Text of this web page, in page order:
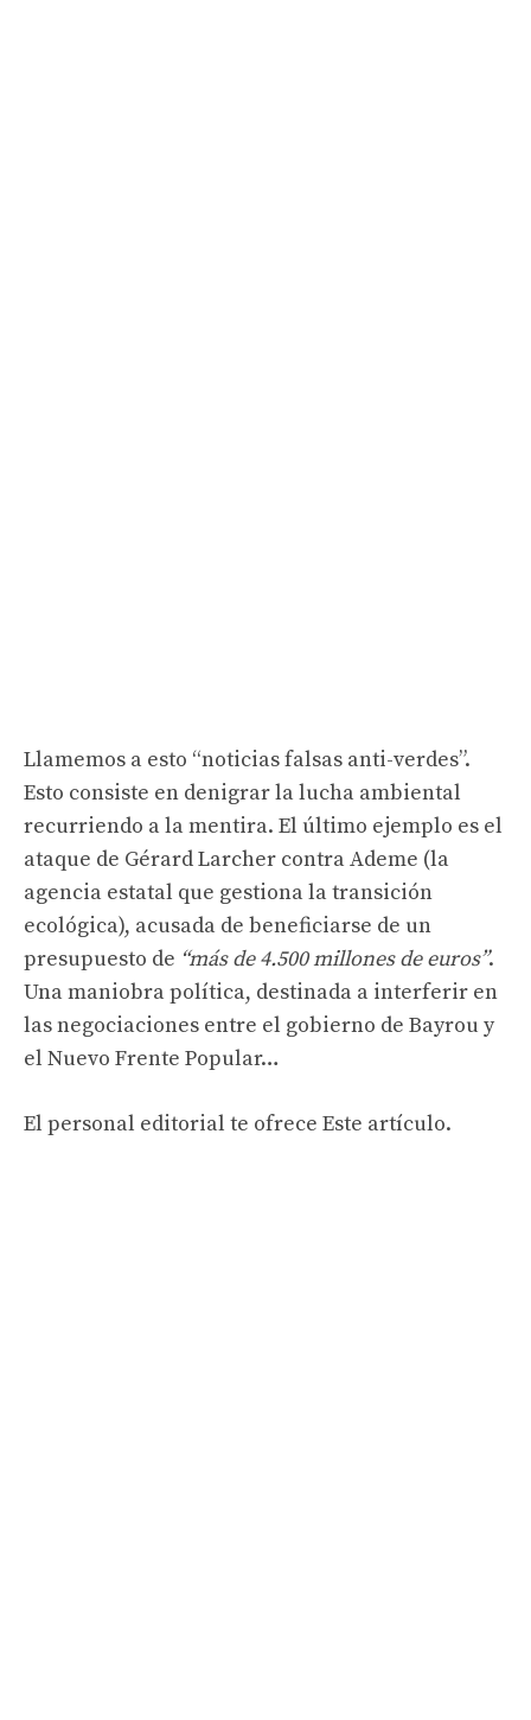
Llamemos a esto “noticias falsas anti-verdes”.
Esto consiste en denigrar la lucha ambiental
recurriendo a la mentira. El último ejemplo es el
ataque de Gérard Larcher contra Ademe (la
agencia estatal que gestiona la transición
ecológica), acusada de beneficiarse de un
presupuesto de “más de 4.500 millones de euros”.
Una maniobra política, destinada a interferir en
las negociaciones entre el gobierno de Bayrou y
el Nuevo Frente Popular…
El personal editorial te ofrece Este artículo.